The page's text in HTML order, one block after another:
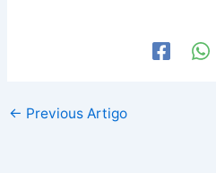
← Previous Artigo